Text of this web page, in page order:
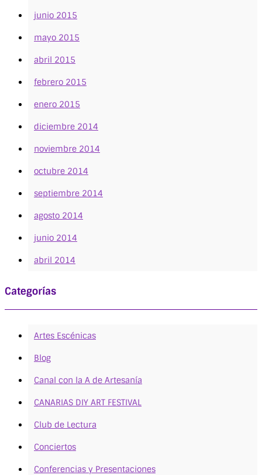
junio 2015
mayo 2015
abril 2015
febrero 2015
enero 2015
diciembre 2014
noviembre 2014
octubre 2014
septiembre 2014
agosto 2014
junio 2014
abril 2014
Categorías
Artes Escénicas
Blog
Canal con la A de Artesanía
CANARIAS DIY ART FESTIVAL
Club de Lectura
Conciertos
Conferencias y Presentaciones